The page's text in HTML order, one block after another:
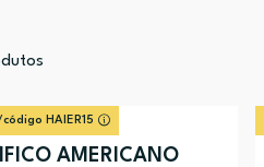
HAIER15
AMERICANO